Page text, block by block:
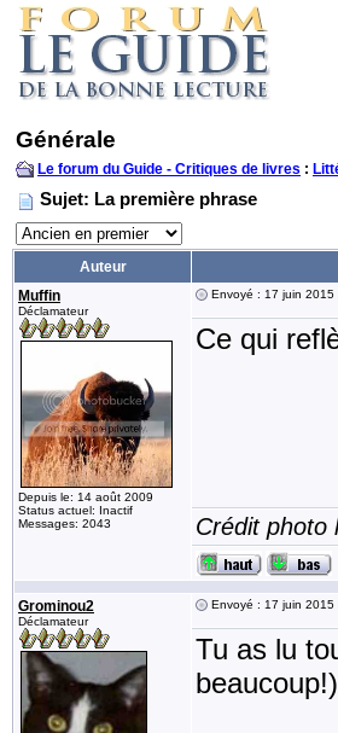
Générale
Le forum du Guide - Critiques de livres :
Sujet: La première phrase
Auteur
Muffin
Déclamateur
Depuis le: 14 août 2009
Status actuel: Inactif
Messages: 2043
Envoyé : 17 juin 2015
Ce qui
Crédit photo
Grominou2
Déclamateur
Envoyé : 17 juin 2015
Tu as lu
beaucoup!)